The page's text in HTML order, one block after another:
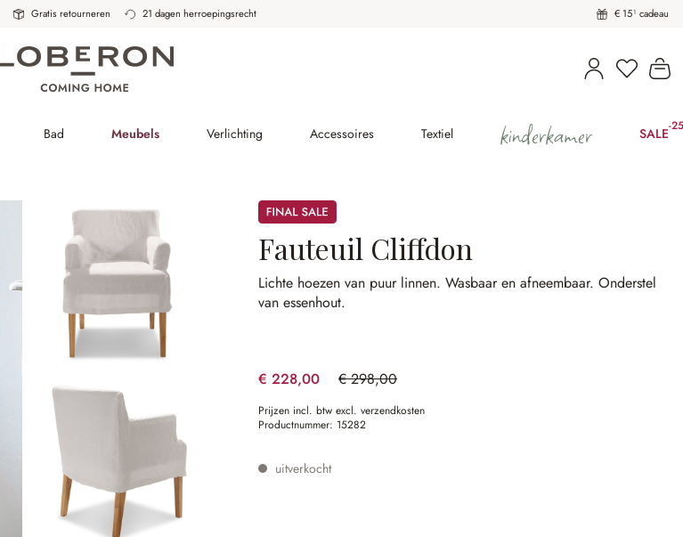
Gratis retourneren 21 dagen herroepingsrecht € 15¹ cadeau
U heeft
Bad Meubels Verlichting Accessoires Textiel kinderkamer SALE-
Sale
Fauteuil Cliffdon
Lichte hoezen van puur linnen.Wasbaar en afneembaar.Onderstel
van essenhout.
€ 228,00 € 298,00
(23.49% gespart)
Prijzen incl. btw excl. verzendkosten
Productnummer: 15282
uitverkocht